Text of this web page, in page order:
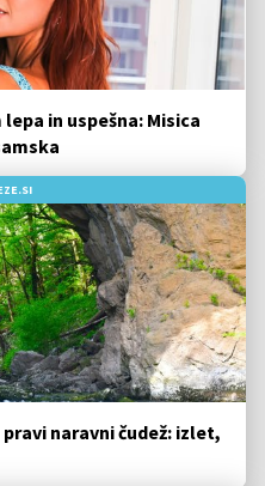
in uspešna: Misica
naravni čudež: izlet,